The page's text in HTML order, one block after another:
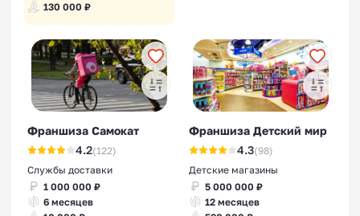
130 000 ₽
Франшиза Самокат
4.2(122)
Службы доставки
1 000 000 ₽
6 месяцев
Франшиза Детский мир
4.3(98)
Детские магазины
5 000 000 ₽
12 месяцев